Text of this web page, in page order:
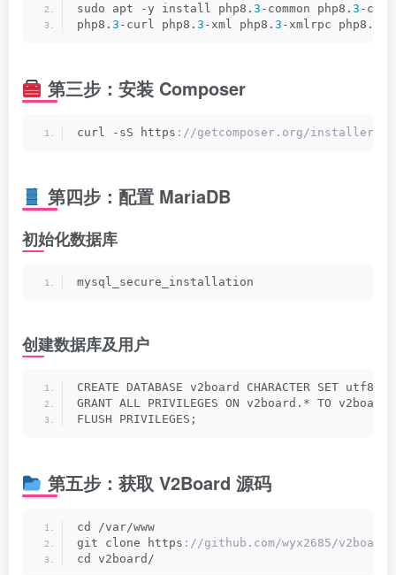
sudo apt -y install php8. 3 -common php8. 3 -cli
php8. 3 -curl php8. 3 -xml php8. 3 -xmlrpc php8.
第三步：安装 Composer
curl -sS https ://getcomposer.org/installer |
第四步：配置 MariaDB
初始化数据库
mysql_secure_installation
创建数据库及用户
CREATE DATABASE v2board CHARACTER SET
GRANT ALL PRIVILEGES ON v2board.* TO
FLUSH PRIVILEGES;
第五步：获取 V2Board 源码
cd /var/www
git clone https ://github.com/wyx2685/
cd v2board/